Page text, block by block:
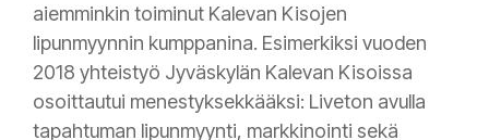
aiemminkin toiminut Kalevan Kisojen
lipunmyynnin kumppanina. Esimerkiksi vuoden
2018 yhteistyö Jyväskylän Kalevan Kisoissa
osoittautui menestyksekkääksi: Liveton avulla
tapahtuman lipunmyynti, markkinointi sekä